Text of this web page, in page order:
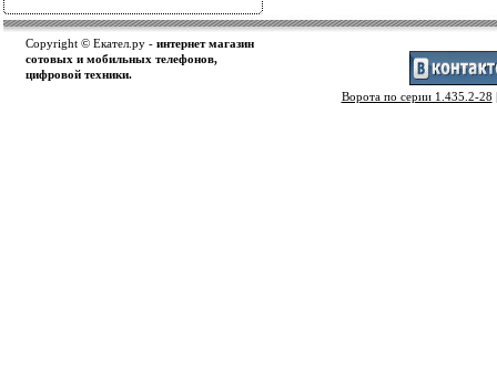
Copyright © Екател.ру - интернет магазин
сотовых и мобильных телефонов,
цифровой техники.
Ворота по серии 1.435.2-28